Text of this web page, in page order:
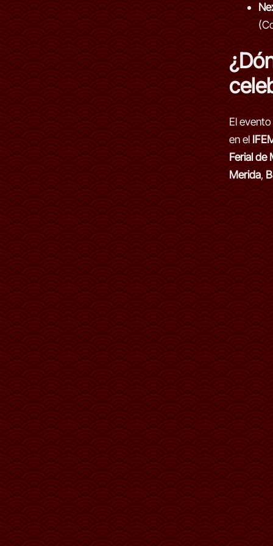
El
en el
Ferial de
Merida,